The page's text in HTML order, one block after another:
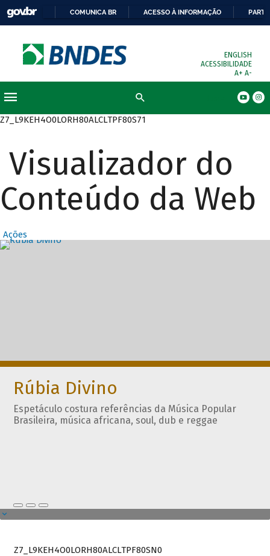
COMUNICA BR ACESSO À INFORMAÇÃO
ENGLISH
ACESSIBILIDADE
A+ A-
Z7_L9KEH4O0LORH80ALCLTPF80S71
Visualizador do
Conteúdo da Web
Ações
Destaques
Rúbia Divino
Espetáculo costura referências da Música Popular
Brasileira, música africana, soul, dub e reggae
Z7_L9KEH4O0LORH80ALCLTPF80SN0